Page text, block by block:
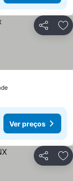
Partilhar
Ver preços
Partilhar